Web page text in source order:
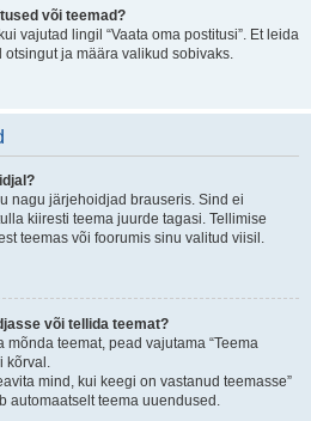
või teemad?
vajutad lingil “Vaata oma postitusi”. Et leida
ja määra valikud sobivaks.
nagu järjehoidjad brauseris. Sind ei
kiiresti teema juurde tagasi. Tellimise
teemas või foorumis sinu valitud viisil.
või tellida teemat?
teemat, pead vajutama “Teema
kõrval.
mind, kui keegi on vastanud teemasse”
automaatselt teema uuendused.